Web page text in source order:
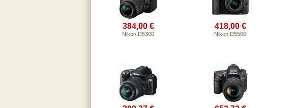
384,00 €
Nikon D5300
418,00 €
Nikon D5500